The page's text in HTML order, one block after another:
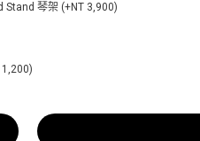
Stand 琴架 (+NT 3,900)